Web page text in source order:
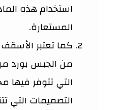
استخدام هذه
المستعارة.
كما تعتبر
من الجبس بورد
التي تتوفر
التصميمات التي